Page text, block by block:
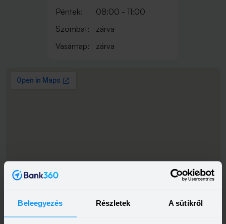
Beleegyezés Részletek A sütikről
Péntek:
08:00 - 11:00
Szombat:
zárva
Vasárnap:
zárva